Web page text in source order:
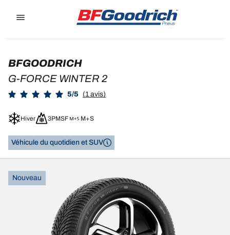
Nouveau
BFGOODRICH
G-FORCE WINTER 2
5/5 (1 avis)
Hiver 3PMSF M+S
Véhicule du quotidien et SUV